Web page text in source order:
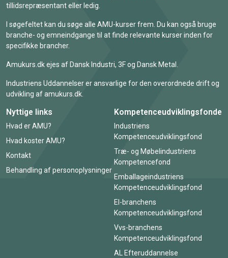
tillidsrepræsentant eller ledig.
I søgefeltet kan du søge alle AMU-kurser frem. Du kan også bruge
branche- og emneindgange til at finde relevante kurser inden for
specifikke brancher.
Amukurs.dk ejes af Dansk Industri, 3F og Dansk Metal.
Industriens Uddannelser er ansvarlige for den overordnede drift og
udvikling af amukurs.dk.
Nyttige links
Hvad er AMU?
Hvad koster AMU?
Kontakt
Behandling af personoplysninger
Kompetenceudviklingsfonde
Industriens
Kompetenceudviklingsfond
Træ- og Møbelindustriens
Kompetencefond
Emballageindustriens
Kompetenceudviklingsfond
El-branchens
Kompetenceudviklingsfond
Vvs-branchens
Kompetenceudviklingsfond
AL Efteruddannelse